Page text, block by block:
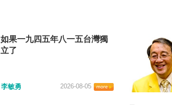
如果一九四五年八一五台灣獨
立了
李敏勇 2026-08-05